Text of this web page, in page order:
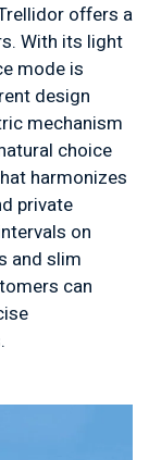
offers a
With its light
mode is
design
mechanism
choice
harmonizes
private
on
and slim
can